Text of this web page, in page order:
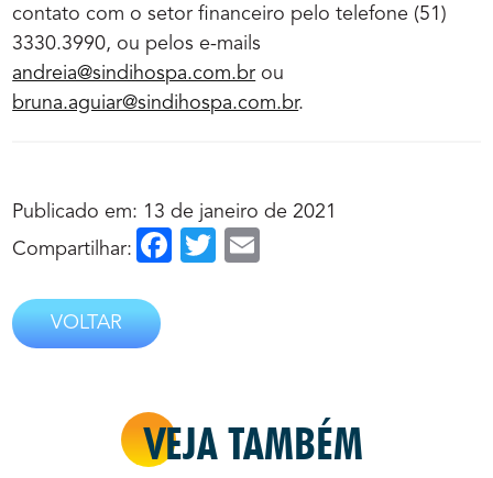
contato com o setor financeiro pelo telefone (51)
3330.3990, ou pelos e-mails
andreia@sindihospa.com.br ou
bruna.aguiar@sindihospa.com.br.
Publicado em: 13 de janeiro de 2021
Compartilhar:
Facebook
Twitter
VOLTAR
VEJA TAMBÉM